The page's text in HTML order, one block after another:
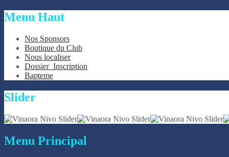
Menu Haut
Nos Sponsors
Boutique du Club
Nous localiser
Dossier_Inscription
Bapteme
Slider
Menu Principal